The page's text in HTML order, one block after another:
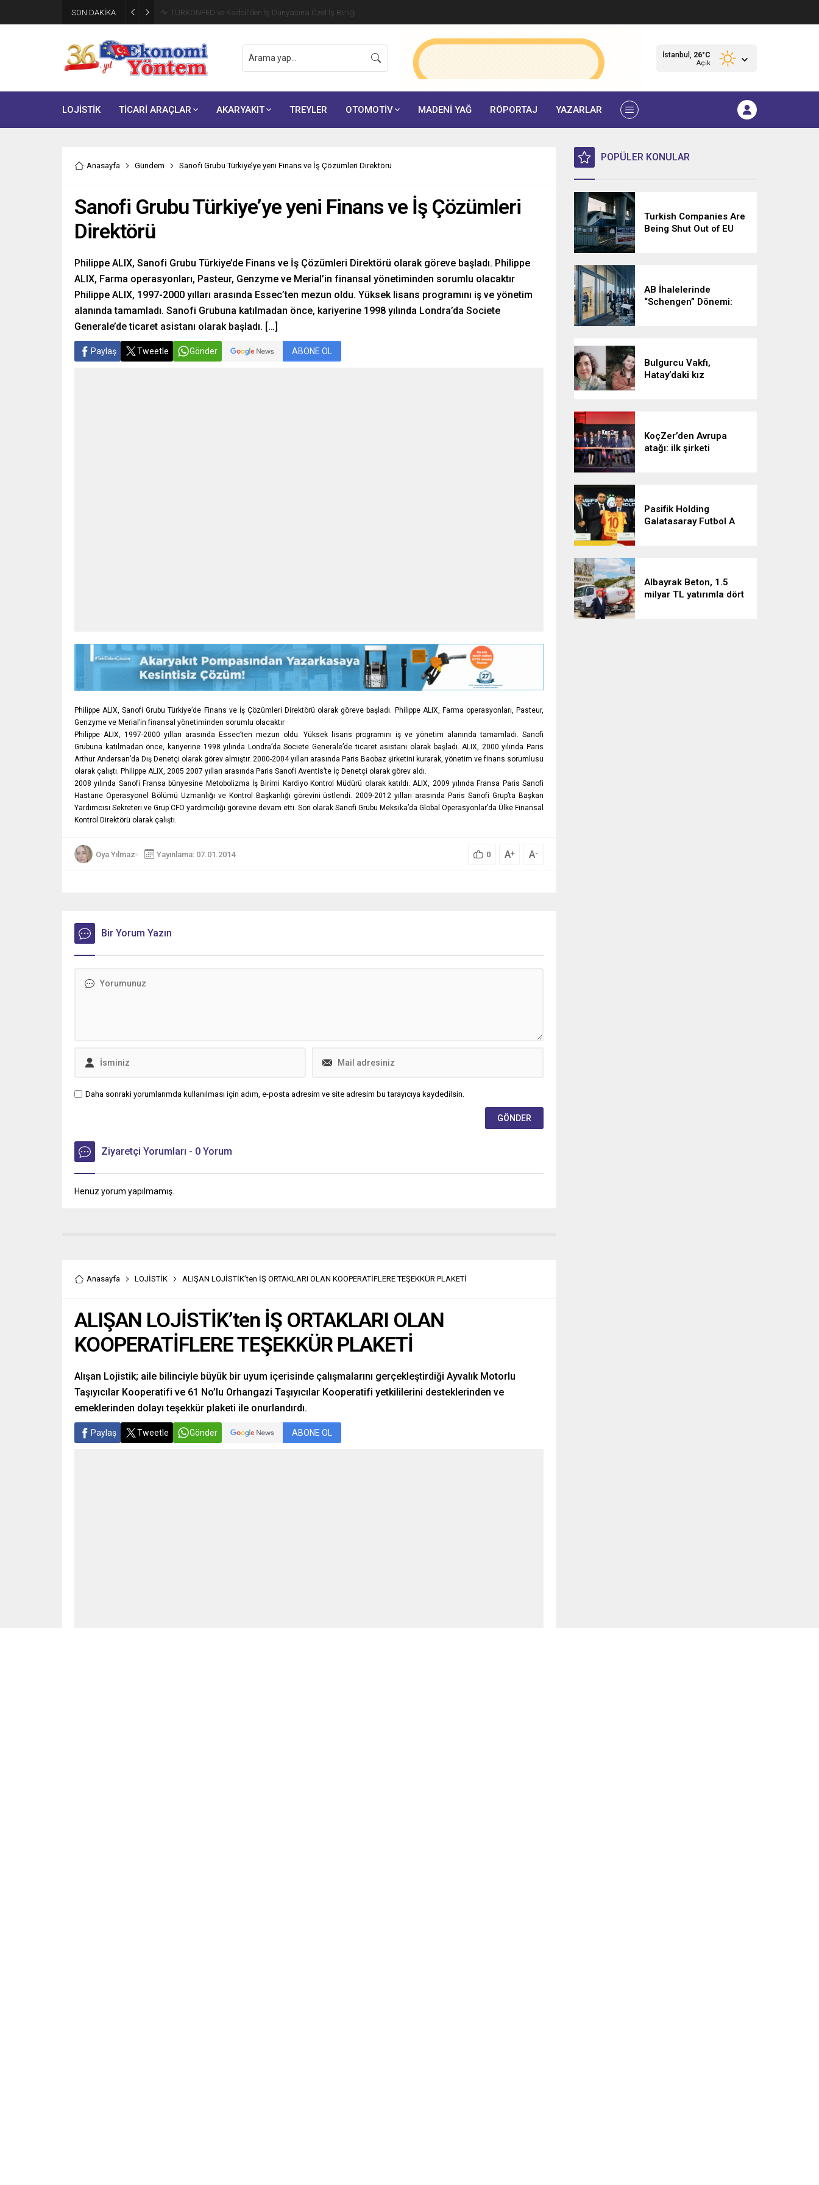
SON DAKİKA TÜRKONFED ve Kadoil’den İş Dünyasına Özel İş Birliği
İstanbul, 26°C
Açık
LOJİSTİK TİCARİ ARAÇLAR AKARYAKIT TREYLER OTOMOTİV MADENİ YAĞ RÖPORTAJ YAZARLAR
Anasayfa Gündem Sanofi Grubu Türkiye’ye yeni Finans ve İş Çözümleri Direktörü
Sanofi Grubu Türkiye’ye yeni Finans ve İş Çözümleri
Direktörü
Philippe ALIX, Sanofi Grubu Türkiye’de Finans ve İş Çözümleri Direktörü olarak göreve başladı. Philippe
ALIX, Farma operasyonları, Pasteur, Genzyme ve Merial’in finansal yönetiminden sorumlu olacaktır
Philippe ALIX, 1997-2000 yılları arasında Essec’ten mezun oldu. Yüksek lisans programını iş ve yönetim
alanında tamamladı. Sanofi Grubuna katılmadan önce, kariyerine 1998 yılında Londra’da Societe
Generale’de ticaret asistanı olarak başladı. […]
Paylaş Tweetle Gönder ABONE OL
Philippe ALIX, Sanofi Grubu Türkiye’de Finans ve İş Çözümleri Direktörü olarak göreve başladı. Philippe ALIX, Farma operasyonları, Pasteur,
Genzyme ve Merial’in finansal yönetiminden sorumlu olacaktır
Philippe ALIX, 1997-2000 yılları arasında Essec’ten mezun oldu. Yüksek lisans programını iş ve yönetim alanında tamamladı. Sanofi
Grubuna katılmadan önce, kariyerine 1998 yılında Londra’da Societe Generale’de ticaret asistanı olarak başladı. ALIX, 2000 yılında Paris
Arthur Andersan’da Dış Denetçi olarak görev almıştır. 2000-2004 yılları arasında Paris Baobaz şirketini kurarak, yönetim ve finans sorumlusu
olarak çalıştı. Philippe ALIX, 2005 2007 yılları arasında Paris Sanofi Aventis’te İç Denetçi olarak görev aldı.
2008 yılında Sanofi Fransa bünyesine Metobolizma İş Birimi Kardiyo Kontrol Müdürü olarak katıldı. ALIX, 2009 yılında Fransa Paris Sanofi
Hastane Operasyonel Bölümü Uzmanlığı ve Kontrol Başkanlığı görevini üstlendi. 2009-2012 yılları arasında Paris Sanofi Grup’ta Başkan
Yardımcısı Sekreteri ve Grup CFO yardımcılığı görevine devam etti. Son olarak Sanofi Grubu Meksika’da Global Operasyonlar’da Ülke Finansal
Kontrol Direktörü olarak çalıştı.
Oya Yılmaz Yayınlama: 07.01.2014 0 A+ A-
Bir Yorum Yazın
Daha sonraki yorumlarımda kullanılması için adım, e-posta adresim ve site adresim bu tarayıcıya kaydedilsin.
Ziyaretçi Yorumları - 0 Yorum
Henüz yorum yapılmamış.
Anasayfa LOJİSTİK ALIŞAN LOJİSTİK’ten İŞ ORTAKLARI OLAN KOOPERATİFLERE TEŞEKKÜR PLAKETİ
ALIŞAN LOJİSTİK’ten İŞ ORTAKLARI OLAN
KOOPERATİFLERE TEŞEKKÜR PLAKETİ
Alışan Lojistik; aile bilinciyle büyük bir uyum içerisinde çalışmalarını gerçekleştirdiği Ayvalık Motorlu
Taşıyıcılar Kooperatifi ve 61 No’lu Orhangazi Taşıyıcılar Kooperatifi yetkililerini desteklerinden ve
emeklerinden dolayı teşekkür plaketi ile onurlandırdı.
Paylaş Tweetle Gönder ABONE OL
POPÜLER KONULAR
Turkish Companies Are
Being Shut Out of EU
AB İhalelerinde
“Schengen” Dönemi:
Bulgurcu Vakfı,
Hatay’daki kız
KoçZer’den Avrupa
atağı: ilk şirketi
Pasifik Holding
Galatasaray Futbol A
Albayrak Beton, 1.5
milyar TL yatırımla dört